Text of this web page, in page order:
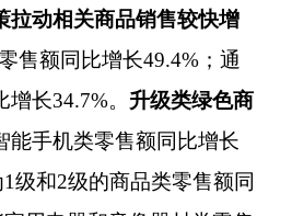
拉动相关商品销售较快增
售额同比增长49.4% ；通
增长34.7%。 升级类绿色商
能手机类零售额同比增长
1级和2级的商品类零售额同